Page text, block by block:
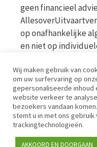
geen financieel
op onafhankelijke
en niet op
voor meer
www.afm.nl
Disclaimer | Privacy
Wij maken gebruik van
om uw surfervaring op
gepersonaliseerde inhoud
website verkeer te
bezoekers vandaan
stemt u in met ons gebruik
trackingtechnologieën.
AKKOORD EN DOORGAAN